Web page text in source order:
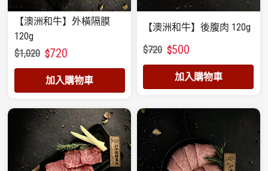
【澳洲和牛】外橫隔膜
120g
$1,020 $720
加入購物車
【澳洲和牛】後腹肉 120g
$720 $500
加入購物車